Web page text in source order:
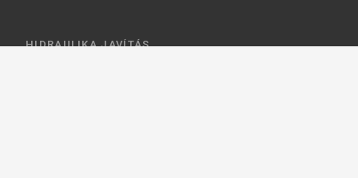
HIDRAULIKA JAVÍTÁS